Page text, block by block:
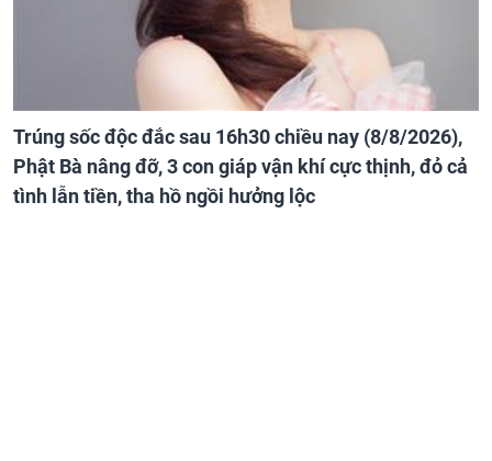
Trúng sốc độc đắc sau 16h30 chiều nay (8/8/2026),
Phật Bà nâng đỡ, 3 con giáp vận khí cực thịnh, đỏ cả
tình lẫn tiền, tha hồ ngồi hưởng lộc